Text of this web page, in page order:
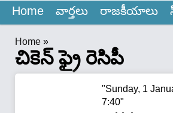
Home వార్త‌లు రాజ‌కీయాలు
Home »
చికెన్ ఫ్రై రెసిపీ
"Sunday, 1
7:40"